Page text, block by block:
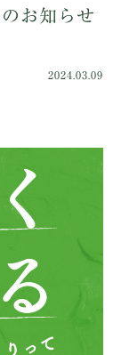
お知らせ
2024.03.09